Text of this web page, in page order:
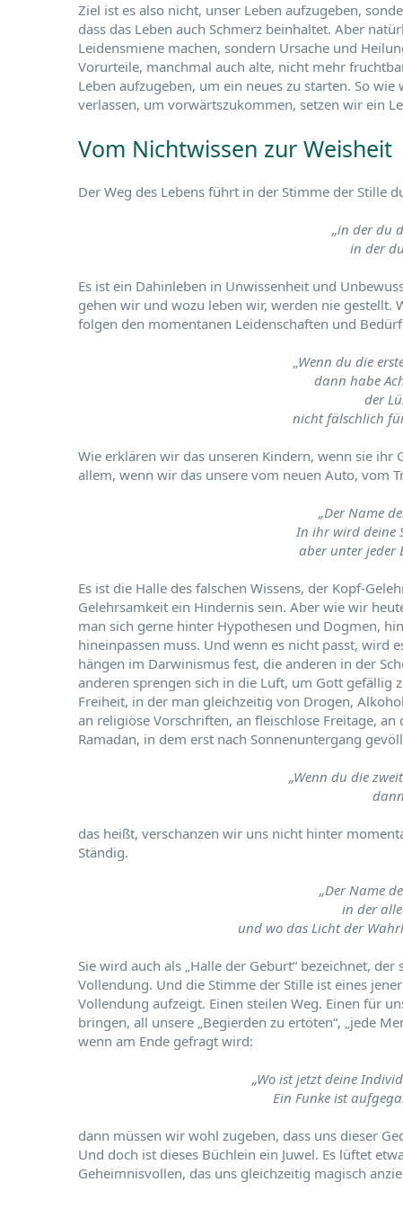
Ziel ist es also nicht, unser Leben aufzugeben,
dass das Leben auch Schmerz beinhaltet. Aber
Leidensmiene machen, sondern Ursache und
Vorurteile, manchmal auch alte, nicht mehr
Leben aufzugeben, um ein neues zu starten. So
verlassen, um vorwärtszukommen, setzen wir ein
Vom Nichtwissen zur Weisheit
Der Weg des Lebens führt in der Stimme der Stille
„in der du
in der
Es ist ein Dahinleben in Unwissenheit und
gehen wir und wozu leben wir, werden nie gestellt.
folgen den momentanen Leidenschaften und
„Wenn du die
dann habe
der
nicht fälschlich
Wie erklären wir das unseren Kindern, wenn sie ihr
allem, wenn wir das unsere vom neuen Auto, vom
„Der Name
In ihr wird deine
aber unter jeder
Es ist die Halle des falschen Wissens, der Kopf-
Gelehrsamkeit ein Hindernis sein. Aber wie wir
man sich gerne hinter Hypothesen und Dogmen,
hineinpassen muss. Und wenn es nicht passt, wird
hängen im Darwinismus fest, die anderen in der
anderen sprengen sich in die Luft, um Gott gefällig
Freiheit, in der man gleichzeitig von Drogen,
an religiöse Vorschriften, an fleischlose Freitage,
Ramadan, in dem erst nach Sonnenuntergang
„Wenn du die
das heißt, verschanzen wir uns nicht hinter
Ständig.
„Der Name
in der
und wo das Licht der
Sie wird auch als „Halle der Geburt“ bezeichnet,
Vollendung. Und die Stimme der Stille ist eines
Vollendung aufzeigt. Einen steilen Weg. Einen für
bringen, all unsere „Begierden zu ertöten“, „jede
wenn am Ende gefragt wird:
„Wo ist jetzt deine
Ein Funke ist
dann müssen wir wohl zugeben, dass uns dieser
Und doch ist dieses Büchlein ein Juwel. Es lüftet
Geheimnisvollen, das uns gleichzeitig magisch